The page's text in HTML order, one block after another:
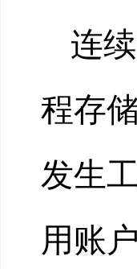
连
程存
发生
用账